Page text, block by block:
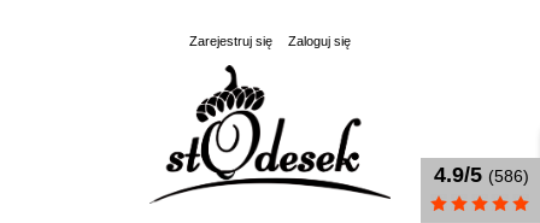
Zarejestruj się Zaloguj się
4.9/5 (586)